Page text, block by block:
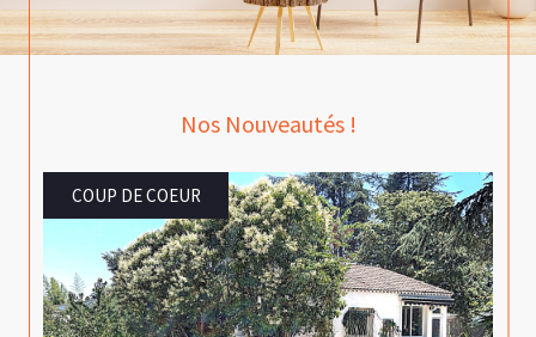
Vous êtes propriétaire et vous avez des biens
immobiliers à louer ? Vous envisagez de
mais vous n'avez aucune idée du tarif que vous
pour vous guider dans tout le processus de
vente et vous propose d'effectuer l'estimation
de votre logement.
Spécialistes du marché immobilier local, nos
experts vous aident à accroître vos chances de
Nos Nouveautés !
SOUS-COMPROMIS
NOUVEAUTÉ